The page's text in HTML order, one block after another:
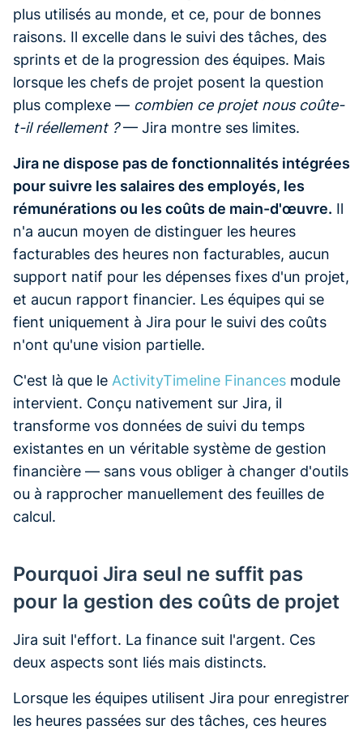
plus utilisés au monde, et ce, pour de bonnes
raisons. Il excelle dans le suivi des tâches, des
sprints et de la progression des équipes. Mais
lorsque les chefs de projet posent la question
plus complexe — combien ce projet nous coûte-
t-il réellement ?— Jira montre ses limites.
Jira ne dispose pas de fonctionnalités intégrées
pour suivre les salaires des employés, les
rémunérations ou les coûts de main-d'œuvre. Il
n'a aucun moyen de distinguer les heures
facturables des heures non facturables, aucun
support natif pour les dépenses fixes d'un projet,
et aucun rapport financier. Les équipes qui se
fient uniquement à Jira pour le suivi des coûts
n'ont qu'une vision partielle.
C'est là que le ActivityTimeline Finances module
intervient. Conçu nativement sur Jira, il
transforme vos données de suivi du temps
existantes en un véritable système de gestion
financière — sans vous obliger à changer d'outils
ou à rapprocher manuellement des feuilles de
calcul.
Pourquoi Jira seul ne suffit pas
pour la gestion des coûts de projet
Jira suit l'effort. La finance suit l'argent. Ces
deux aspects sont liés mais distincts.
Lorsque les équipes utilisent Jira pour enregistrer
les heures passées sur des tâches, ces heures